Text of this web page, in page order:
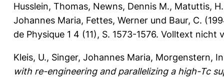
Husslein, Thomas, Newns, Dennis M., Matuttis,
Johannes Maria, Fettes, Werner und Baur, C.
de Physique 1 4 (11), S. 1573-1576. Volltext nicht
Kleis, U., Singer, Johannes Maria, Morgenstern,
with re-engineering and parallelizing a high-Tc